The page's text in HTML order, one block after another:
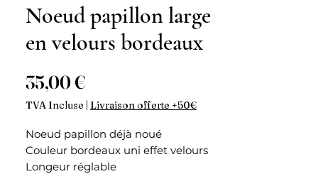
Noeud papillon large
en velours bordeaux
35,00 €Prix
TVA Incluse | Livraison offerte +50€
Noeud papillon déjà noué
Couleur bordeaux uni effet velours
Longeur réglable